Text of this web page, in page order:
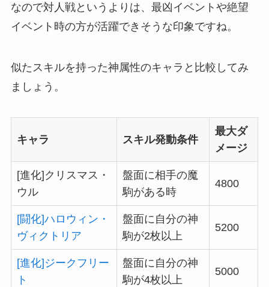
なので対人戦というよりは、最凶イベントや絶望
イベント時の方が活躍できそうな印象ですね。
似たスキルを持った神属性のキャラと比較してみ
ましょう。
キャラ スキル発動条件
最大ダ
メージ
[進化]クリスマス・
ウル
盤面に相手の魔
駒がある時
4800
[闘化]ハロウィン・
ヴィクトリア
盤面に自分の神
駒が2枚以上
5200
[進化]ジークフリー
ト
盤面に自分の神
駒が4枚以上
5000